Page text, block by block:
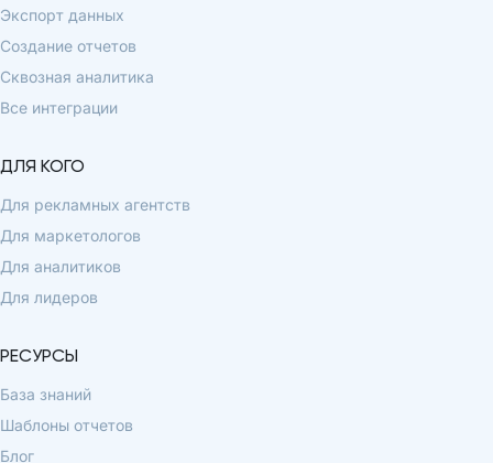
Экспорт данных
Создание отчетов
Сквозная аналитика
Все интеграции
ДЛЯ КОГО
Для рекламных агентств
Для маркетологов
Для аналитиков
Для лидеров
РЕСУРСЫ
База знаний
Шаблоны отчетов
Блог